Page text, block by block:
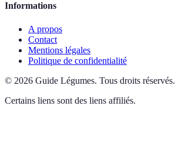
Informations
A propos
Contact
Mentions légales
Politique de confidentialité
© 2026 Guide Légumes. Tous droits réservés.
Certains liens sont des liens affiliés.